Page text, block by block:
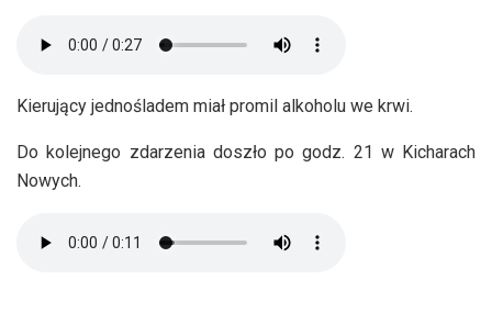
Kierujący jednośladem miał promil alkoholu we krwi.
Do kolejnego zdarzenia doszło po godz. 21 w Kicharach
Nowych.